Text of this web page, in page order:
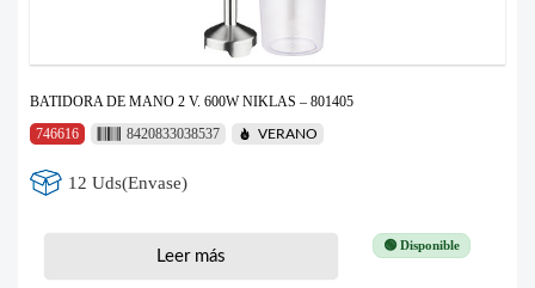
BATIDORA DE MANO 2 V. 600W NIKLAS – 801405
746616
8420833038537 VERANO
12 Uds(Envase)
🟢 Disponible
Leer más